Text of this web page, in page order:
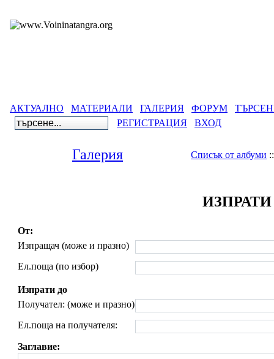
АКТУАЛНО МАТЕРИАЛИ ГАЛЕРИЯ ФОРУМ
РЕГИСТРАЦИЯ
ВХОД
Галерия Списък от албуми
От:
Изпращач (може и празно)
Ел.поща (по избор)
Изпрати до
Получател: (може и празно)
Ел.поща на получателя:
Заглавие: